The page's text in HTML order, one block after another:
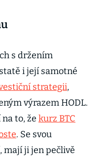
s držením
i její samotné
strategii,
výrazem HODL.
to, že kurz BTC
. Se svou
ji jen pečlivě